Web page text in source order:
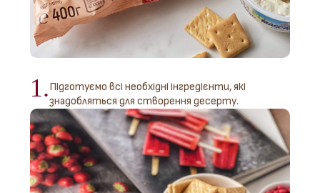
1.Підготуємо всі необхідні інгредієнти, які
знадобляться для створення десерту.